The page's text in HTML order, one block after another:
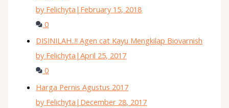
by Felichyta | February 15, 2018
0
DISINILAH..!! Agen cat Kayu Mengkilap Biovarnish
by Felichyta |April 25, 2017
0
Harga Pernis Agustus 2017
by Felichyta | December 28, 2017